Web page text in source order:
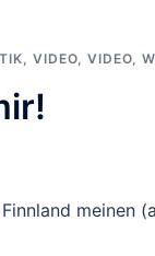
, VIDEO, VIDEO,
meinen